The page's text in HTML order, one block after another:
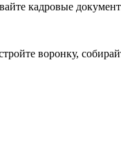
кадровые
воронку,